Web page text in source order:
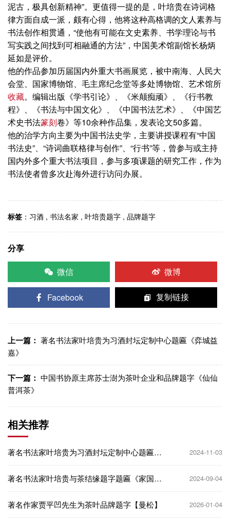
泥古，极具创新精神”。更值得一提的是，叶培贵在诗词格
律方面自成一派，颇有心得，他将这种高格调的文人素养与
书法创作相贯通，“使他有可能在文史素养、书学理论与书
写实践之间找到可相融通的方法”，中国美术馆副馆长杨炳
延如是评价。
他的作品参加历届国内外重大书画展览，被中南海、人民大
会堂、国家博物馆、毛主席纪念堂等多处博物馆、艺术馆所
收藏。编辑出版《学书引论》、《米颠痴顽》、《行书教
程》、《书法与中国文化》、《中国书法艺术》、《中国艺
术史书法篆刻卷》等10余种作品集，发表论文50多篇。
他的治学方向主要为中国书法史学，主要讲授课程有“中国
书法史”、“诗词曲联格律与创作”、“行书”等，曾参与或主持
国内外多个重大书法项目，参与多项课题的研究工作，作为
书法使者曾多次赴海外进行访问办展。
标签 ： 习酒 , 书法名家 , 叶培贵题字 , 品牌题字
分享
微信
微博
Facebook 复制链接
上一篇： 著名书法家叶培贵为习酒封坛定制中心题匾《弈城益
嘉》
下一篇： 中国书协原主席苏士澍为茶叶企业和品牌题字《仙仙
普洱茶》
相关推荐
著名书法家叶培贵为习酒封坛定制中心题匾
2024-11-03
著名书法家叶培贵与茶结缘题字题匾《家国印
2024-09-04
著名作家贾平凹先生为茶叶品牌题字【曼松】 2026-01-04